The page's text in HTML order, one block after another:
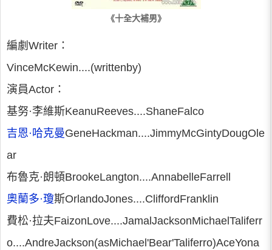
《十全大補男》
編劇Writer：
VinceMcKewin....(writtenby)
演員Actor：
基努·李維斯KeanuReeves....ShaneFalco
吉恩·哈克曼GeneHackman....JimmyMcGintyDougOle
ar
布魯克·朗頓BrookeLangton....AnnabelleFarrell
奧蘭多·瓊斯OrlandoJones....CliffordFranklin
費松·拉夫FaizonLove....JamalJacksonMichaelTaliferr
o....AndreJackson(asMichael'Bear'Taliferro)AceYona